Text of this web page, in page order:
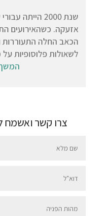
שנת 2000
אזעקה. כשהאירועים
הכאב החלה התעוררות
לשאולות פלוסופיות
צרו קשר ואשמח